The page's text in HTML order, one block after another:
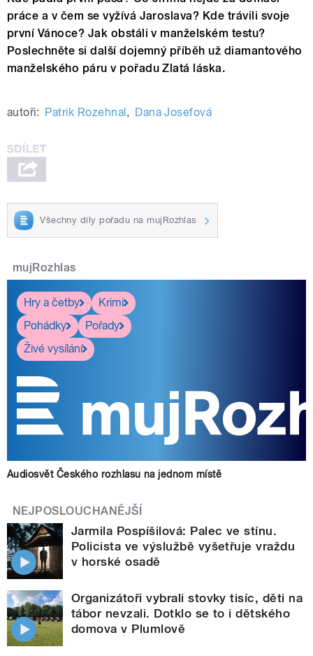
práce a v čem se vyžívá Jaroslava? Kde trávili svoje
první Vánoce? Jak obstáli v manželském testu?
Poslechněte si další dojemný příběh už diamantového
manželského páru v pořadu Zlatá láska.
autoři: Patrik Rozehnal, Dana Josefová
Všechny díly pořadu na mujRozhlas
mujRozhlas
Hry a četby
Krimi
Pohádky
Pořady
Živé vysílání
Audiosvět Českého rozhlasu na jednom místě
NEJPOSLOUCHANĚJŠÍ
Jarmila Pospíšilová: Palec ve stínu.
Policista ve výslužbě vyšetřuje vraždu
v horské osadě
Organizátoři vybrali stovky tisíc, děti na
tábor nevzali. Dotklo se to i dětského
domova v Plumlově